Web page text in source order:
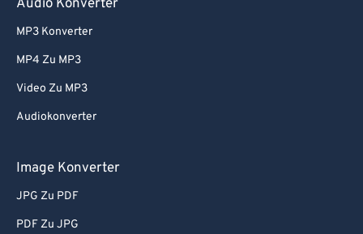
Audio Konverter
MP3 Konverter
MP4 Zu MP3
Video Zu MP3
Audiokonverter
Image Konverter
JPG Zu PDF
PDF Zu JPG